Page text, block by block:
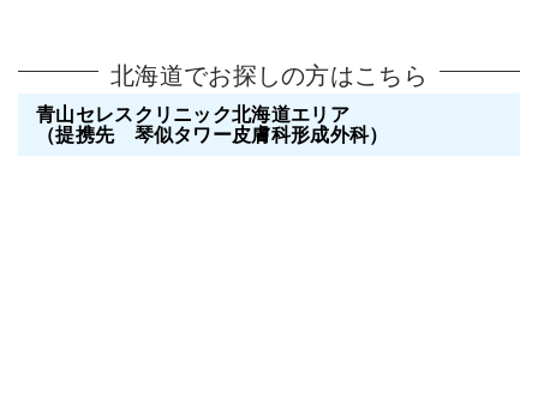
北海道でお探しの方はこちら
青山セレスクリニック北海道エリア
（提携先 琴似タワー皮膚科形成外科）